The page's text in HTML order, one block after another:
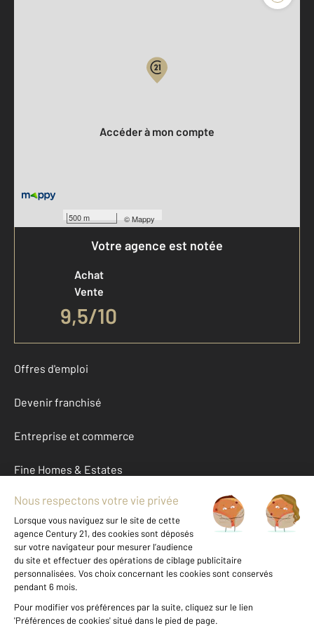
500 m ©Mappy
Accéder à mon compte
Votre agence est notée
Achat
Vente
9,5/10
Offres d'emploi
Devenir franchisé
Entreprise et commerce
Fine Homes & Estates
À propos
International
Nous contacter